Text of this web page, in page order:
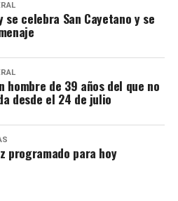
se celebra San Cayetano y se
hombre de 39 años del que no
desde el 24 de julio
programado para hoy